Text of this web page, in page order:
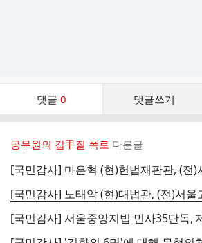
댓글 0 댓글쓰기
댓
공무원의 갑甲질 폭로 다른글